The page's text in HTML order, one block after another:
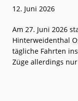
12. Juni 2026
Am 27. Juni 2026
Hinterweidenthal
tägliche Fahrten
Züge allerdings